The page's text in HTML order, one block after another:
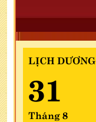
LỊCH DƯƠNG
31
Tháng 8